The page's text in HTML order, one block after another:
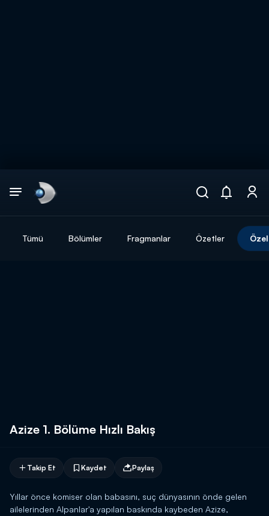
Tümü Bölümler Fragmanlar Özetler
Azize 1. Bölüme Hızlı Bakış
Takip Et Kaydet Paylaş
Yıllar önce komiser olan babasını, suç dünyasının önde gelen
ailelerinden Alpanlar'a yapılan baskında kaybeden Azize,